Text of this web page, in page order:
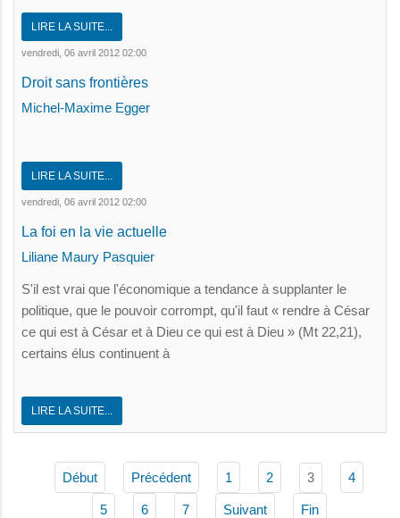
LIRE LA SUITE...
vendredi, 06 avril 2012 02:00
Droit sans frontières
Michel-Maxime Egger
LIRE LA SUITE...
vendredi, 06 avril 2012 02:00
La foi en la vie actuelle
Liliane Maury Pasquier
S'il est vrai que l'économique a tendance à supplanter le
politique, que le pouvoir corrompt, qu'il faut « rendre à César
ce qui est à César et à Dieu ce qui est à Dieu » (Mt 22,21),
certains élus continuent à
LIRE LA SUITE...
Début Précédent 1 2 3 4
5 6 7 Suivant Fin